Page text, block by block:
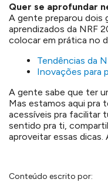
Quer se aprofundar
A gente preparou dois
aprendizados da NRF
colocar em prática no
Tendências da
Inovações para
A gente sabe que ter
Mas estamos aqui pra
acessíveis pra facilitar
sentido pra ti,
aproveitar essas dicas.
Conteúdo escrito por: